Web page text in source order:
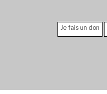
Je fais un don